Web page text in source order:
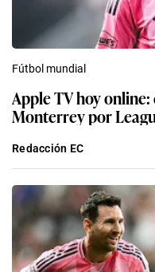
Fútbol mundial
Apple TV hoy
Monterrey por
Redacción EC